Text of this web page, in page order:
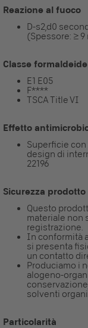
Reazione al fuoco
D-s2,d0
(Spessore: ≥
Classe formaldeide
E1 E05
F****
TSCA Title VI
Effetto
Superficie
design di
22196
Sicurezza prodotto
Questo
materiale non
registrazione.
In conformità
si presenta
un contatto
Produciamo i
alogeno-
solventi
Particolarità